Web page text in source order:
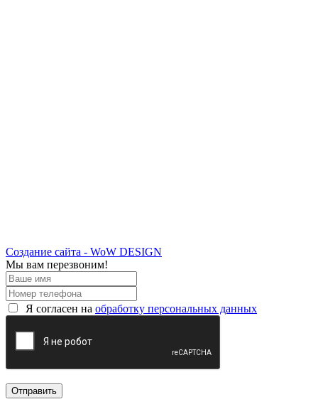
Создание сайта - WoW DESIGN
Мы вам перезвоним!
Я согласен на обработку персональных данных